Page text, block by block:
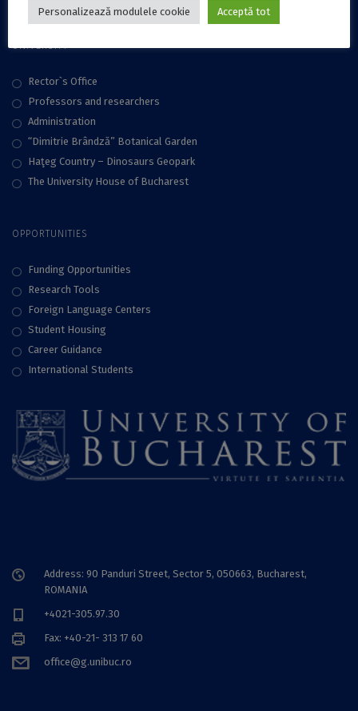
UNIVERSITY
Rector`s Office
Professors and researchers
Administration
“Dimitrie Brândză” Botanical Garden
Haţeg Country – Dinosaurs Geopark
The University House of Bucharest
OPPORTUNITIES
Funding Opportunities
Research Tools
Foreign Language Centers
Student Housing
Career Guidance
International Students
Address: 90 Panduri Street, Sector 5, 050663, Bucharest,
ROMANIA
+4021-305.97.30
Fax: +40-21- 313 17 60
office@g.unibuc.ro
Personalizează modulele cookie Acceptă tot